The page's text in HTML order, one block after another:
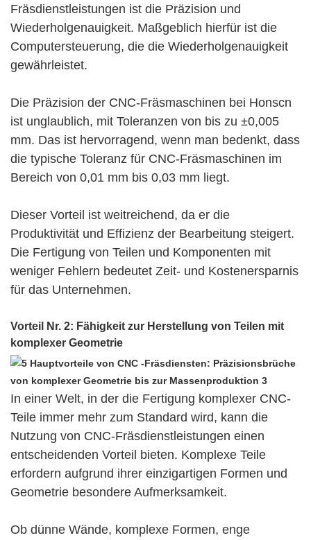
Fräsdienstleistungen ist die Präzision und
Wiederholgenauigkeit. Maßgeblich hierfür ist die
Computersteuerung, die die Wiederholgenauigkeit
gewährleistet.
Die Präzision der CNC-Fräsmaschinen bei Honscn
ist unglaublich, mit Toleranzen von bis zu ±0,005
mm. Das ist hervorragend, wenn man bedenkt, dass
die typische Toleranz für CNC-Fräsmaschinen im
Bereich von 0,01 mm bis 0,03 mm liegt.
Dieser Vorteil ist weitreichend, da er die
Produktivität und Effizienz der Bearbeitung steigert.
Die Fertigung von Teilen und Komponenten mit
weniger Fehlern bedeutet Zeit- und Kostenersparnis
für das Unternehmen.
Vorteil Nr. 2: Fähigkeit zur Herstellung von Teilen mit
komplexer Geometrie
In einer Welt, in der die Fertigung komplexer CNC-
Teile immer mehr zum Standard wird, kann die
Nutzung von CNC-Fräsdienstleistungen einen
entscheidenden Vorteil bieten. Komplexe Teile
erfordern aufgrund ihrer einzigartigen Formen und
Geometrie besondere Aufmerksamkeit.
Ob dünne Wände, komplexe Formen, enge